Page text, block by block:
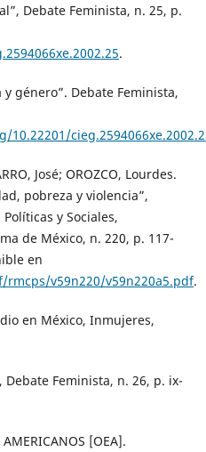
Debate Feminista, n. 25, p.
.
y género”. Debate Feminista,
José; OROZCO, Lourdes.
pobreza y violencia”,
y Sociales,
de México, n. 220, p. 117-
en
v59n220/v59n220a5.pdf.
en México, Inmujeres,
Debate Feminista, n. 26, p. ix-
[OEA].